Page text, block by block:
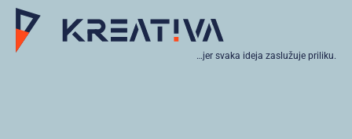
…jer svaka ideja zaslužuje priliku.